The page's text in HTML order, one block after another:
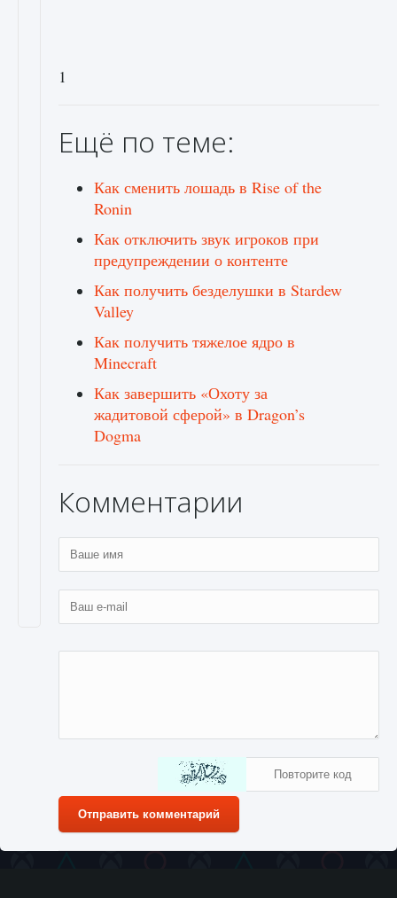
1
Ещё по теме:
Как сменить лошадь в Rise of the
Ronin
Как отключить звук игроков при
предупреждении о контенте
Как получить безделушки в Stardew
Valley
Как получить тяжелое ядро ​​в
Minecraft
Как завершить «Охоту за
жадитовой сферой» в Dragon’s
Dogma
Комментарии
Отправить комментарий